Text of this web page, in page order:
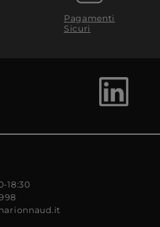
Pagamenti
Sicuri
18:30